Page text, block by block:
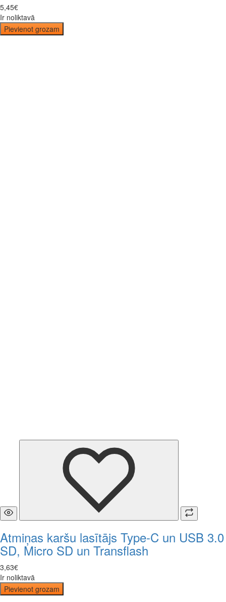
5,45€
Ir noliktavā
Pievienot grozam
Atmiņas karšu lasītājs Type-C un USB 3.0
SD, Micro SD un Transflash
3,63€
Ir noliktavā
Pievienot grozam